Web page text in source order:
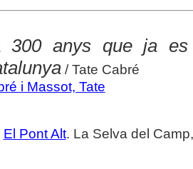
300 anys que ja
/ Tate Cabré
i Massot, Tate
El Pont Alt. La Selva del